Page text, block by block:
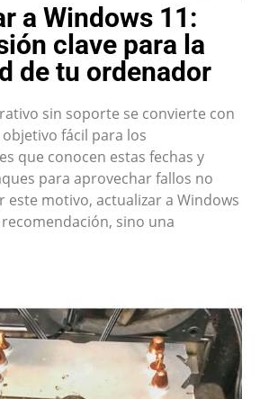
a Windows 11:
clave para la
de tu ordenador
sin soporte se convierte con
fácil para los
que conocen estas fechas y
para aprovechar fallos no
este motivo, actualizar a Windows
sino una